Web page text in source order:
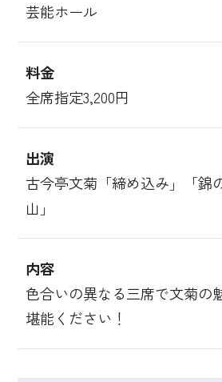
芸能ホール
料金
全席指定3,200円
出演
古今亭文菊「締め込み」「錦
山」
内容
色合いの異なる三席で文菊の
堪能ください！